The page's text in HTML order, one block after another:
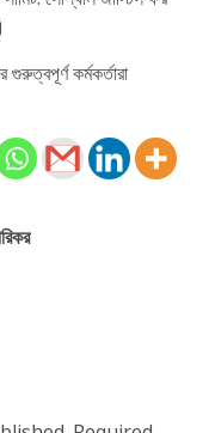
কর্মকর্তারা